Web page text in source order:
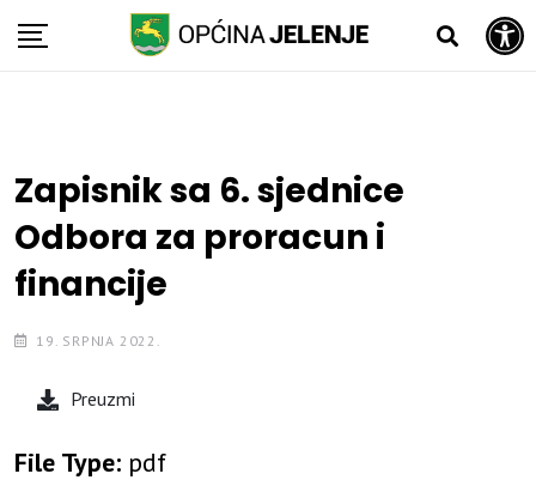
Open toolbar
Skip
Zapisnik sa 6. sjednice
Odbora za proracun i
financije
19. SRPNJA 2022.
Preuzmi
File Type: pdf